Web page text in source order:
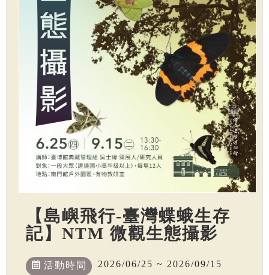
【島嶼飛行-臺灣蝶蛾生存
記】NTM 微觀生態攝影
活動時間 2026/06/25 ~ 2026/09/15